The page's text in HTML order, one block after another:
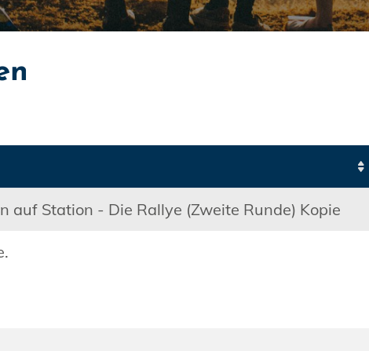
auf Station - Die Rallye (Zweite Runde) Kopie